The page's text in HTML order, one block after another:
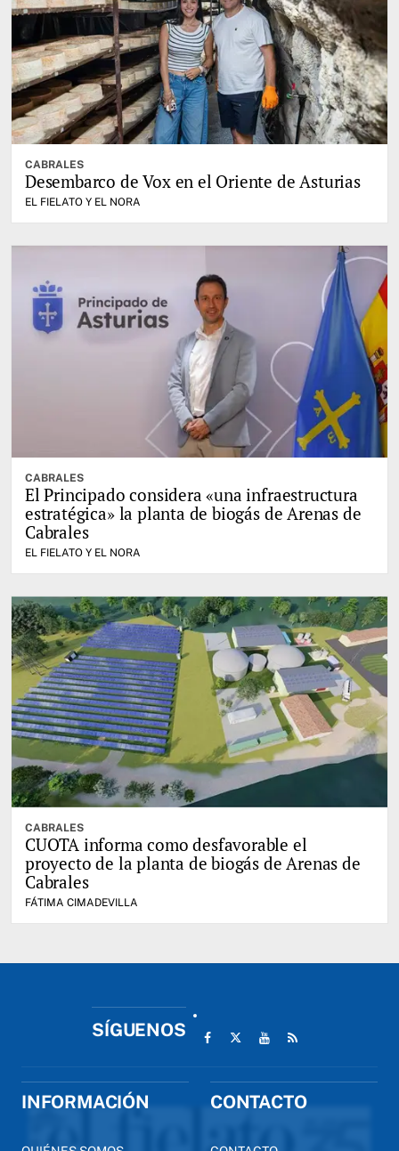
CABRALES
Desembarco de Vox en el Oriente de Asturias
EL FIELATO Y EL NORA
CABRALES
El Principado considera «una infraestructura
estratégica» la planta de biogás de Arenas de
Cabrales
EL FIELATO Y EL NORA
CABRALES
CUOTA informa como desfavorable el
proyecto de la planta de biogás de Arenas de
Cabrales
FÁTIMA CIMADEVILLA
SÍGUENOS
INFORMACIÓN CONTACTO